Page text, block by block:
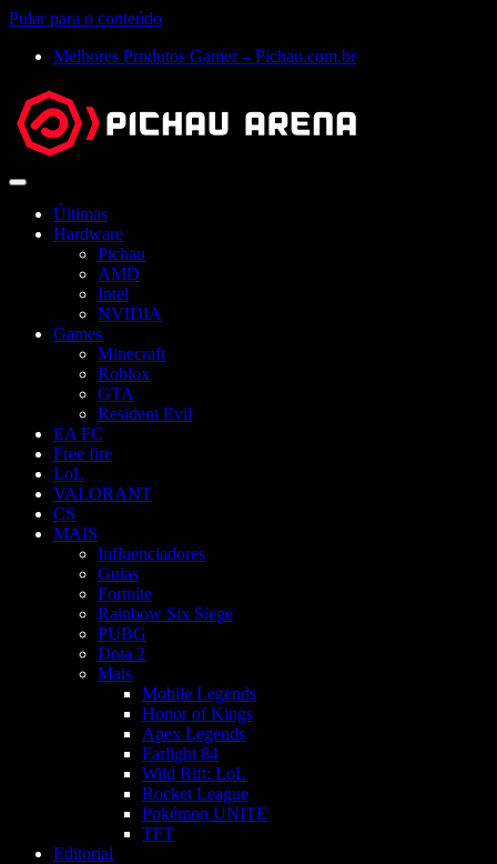
Pular para o conteúdo
Melhores Produtos Gamer – Pichau.com.br
Abrir
Últimas
Hardware
Pichau
AMD
Intel
NVIDIA
Games
Minecraft
Roblox
GTA
Resident Evil
EA FC
Free fire
LoL
VALORANT
CS
MAIS
Influenciadores
Guias
Fortnite
Rainbow Six Siege
PUBG
Dota 2
Mais
Mobile Legends
Honor of Kings
Apex Legends
Farlight 84
Wild Rift: LoL
Rocket League
Pokémon UNITE
TFT
Editorial